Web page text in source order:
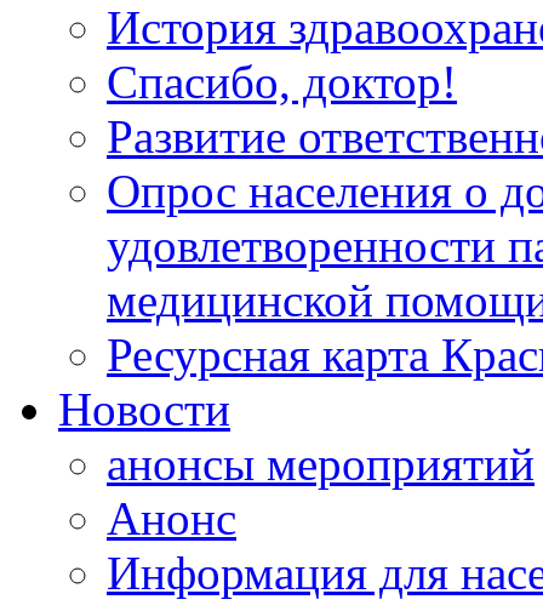
История
Спасибо, доктор!
Развитие
Опрос населения о
удовлетворенности
медицинской
Ресурсная карта
Новости
анонсы мероприятий
Анонс
Информация для